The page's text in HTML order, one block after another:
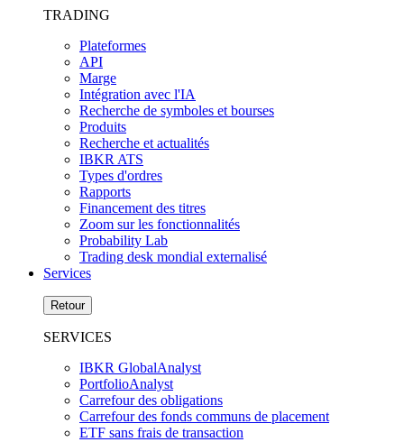
TRADING
Plateformes
API
Marge
Intégration avec l'IA
Recherche de symboles et bourses
Produits
Recherche et actualités
IBKR ATS
Types d'ordres
Rapports
Financement des titres
Zoom sur les fonctionnalités
Probability Lab
Trading desk mondial externalisé
Services
Retour
SERVICES
IBKR GlobalAnalyst
PortfolioAnalyst
Carrefour des obligations
Carrefour des fonds communs de placement
ETF sans frais de transaction